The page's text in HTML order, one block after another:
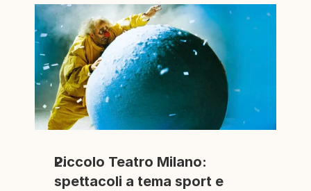
Piccolo Teatro Milano:
spettacoli a tema sport e